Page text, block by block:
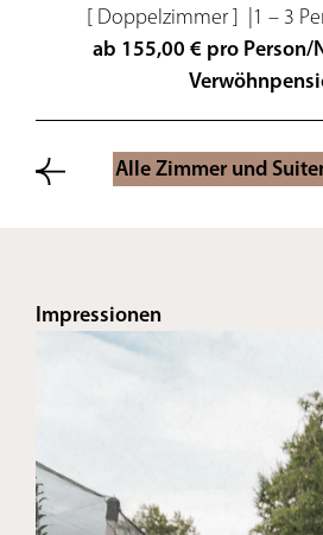
[ Doppelzimmer ] 1 – 3
ab 155,00 € pro
Alle Zimmer und
Impressionen